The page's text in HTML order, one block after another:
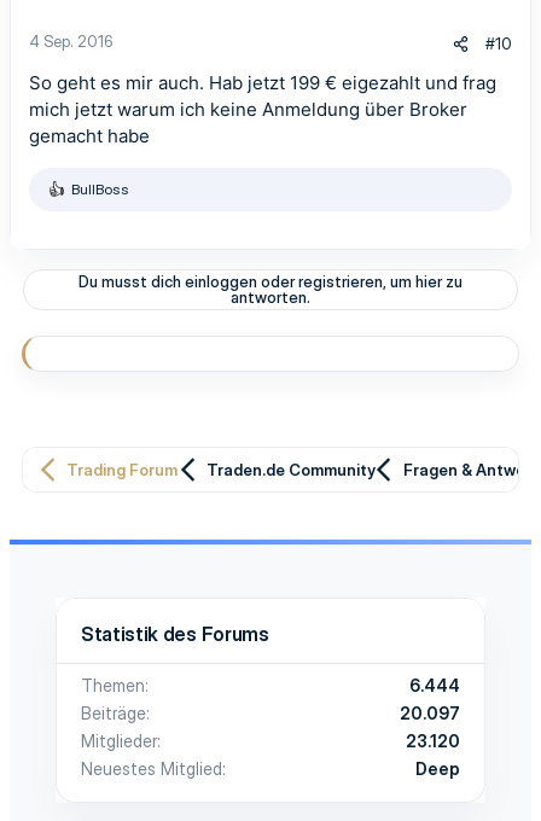
:
4 Sep. 2016 #10
So geht es mir auch. Hab jetzt 199 € eigezahlt und frag
mich jetzt warum ich keine Anmeldung über Broker
gemacht habe
R
t
o
n
n
BullBoss
Du musst dich einloggen oder registrieren, um hier zu
antworten.
Trading Forum Traden.de Community Fragen &
Statistik des Forums
Themen
6.444
Beiträge
20.097
Mitglieder
23.120
Neuestes Mitglied
Deep